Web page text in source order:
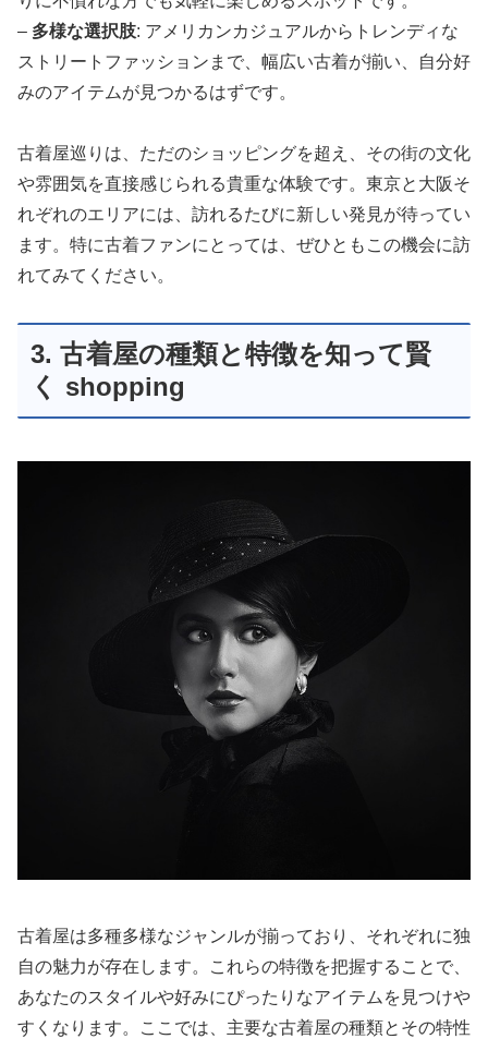
– 多様な選択肢: アメリカンカジュアルからトレンディな
ストリートファッションまで、幅広い古着が揃い、自分好
みのアイテムが見つかるはずです。
古着屋巡りは、ただのショッピングを超え、その街の文化
や雰囲気を直接感じられる貴重な体験です。東京と大阪そ
れぞれのエリアには、訪れるたびに新しい発見が待ってい
ます。特に古着ファンにとっては、ぜひともこの機会に訪
れてみてください。
3. 古着屋の種類と特徴を知って賢
く shopping
古着屋は多種多様なジャンルが揃っており、それぞれに独
自の魅力が存在します。これらの特徴を把握することで、
あなたのスタイルや好みにぴったりなアイテムを見つけや
すくなります。ここでは、主要な古着屋の種類とその特性